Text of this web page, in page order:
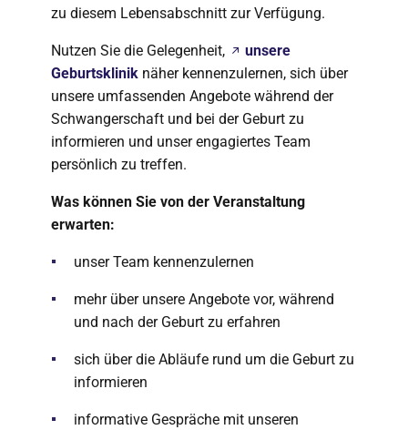
zu diesem Lebensabschnitt zur Verfügung.
Nutzen Sie die Gelegenheit,
unsere
Geburtsklinik näher kennenzulernen, sich über
unsere umfassenden Angebote während der
Schwangerschaft und bei der Geburt zu
informieren und unser engagiertes Team
persönlich zu treffen.
Was können Sie von der Veranstaltung
erwarten:
unser Team kennenzulernen
mehr über unsere Angebote vor, während
und nach der Geburt zu erfahren
sich über die Abläufe rund um die Geburt zu
informieren
informative Gespräche mit unseren